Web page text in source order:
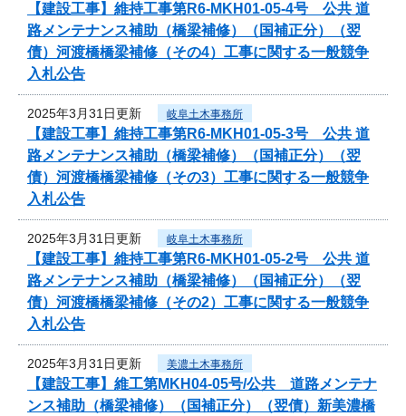
【建設工事】維持工事第R6-MKH01-05-4号 公共 道
路メンテナンス補助（橋梁補修）（国補正分）（翌
債）河渡橋橋梁補修（その4）工事に関する一般競争
入札公告
2025年3月31日更新 岐阜土木事務所
【建設工事】維持工事第R6-MKH01-05-3号 公共 道
路メンテナンス補助（橋梁補修）（国補正分）（翌
債）河渡橋橋梁補修（その3）工事に関する一般競争
入札公告
2025年3月31日更新 岐阜土木事務所
【建設工事】維持工事第R6-MKH01-05-2号 公共 道
路メンテナンス補助（橋梁補修）（国補正分）（翌
債）河渡橋橋梁補修（その2）工事に関する一般競争
入札公告
2025年3月31日更新 美濃土木事務所
【建設工事】維工第MKH04-05号/公共 道路メンテナ
ンス補助（橋梁補修）（国補正分）（翌債）新美濃橋